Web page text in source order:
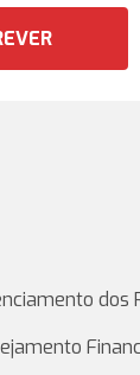
dos